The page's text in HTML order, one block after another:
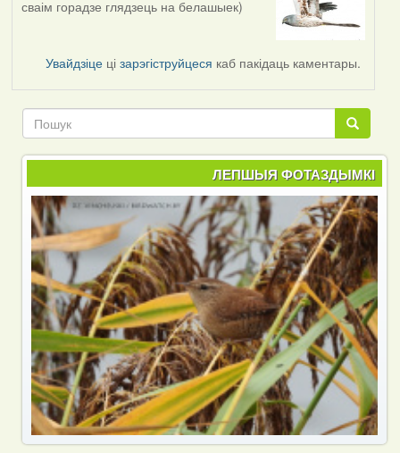
сваім горадзе глядзець на белашыек)
Увайдзіце цізарэгіструйцеся каб пакідаць каментары.
Пошук
Пошук
ЛЕПШЫЯ ФОТАЗДЫМКІ